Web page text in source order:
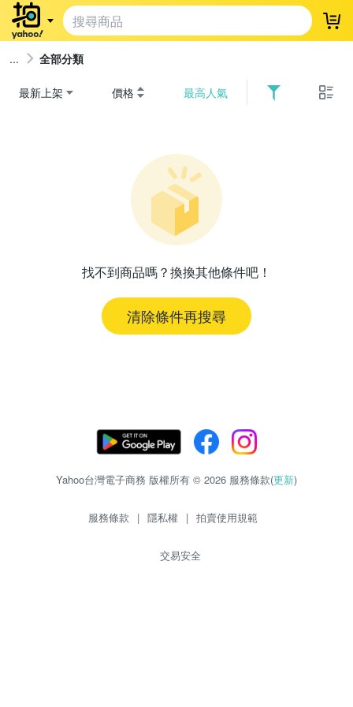
登
全部分類
最新上架 價格 最高人氣
找不到商品嗎？換換其他條件吧！
清除條件再搜尋
Yahoo台灣電子商務 版權所有 © 2026 服務條款(更新)
服務條款 | 隱私權 | 拍賣使用規範
交易安全